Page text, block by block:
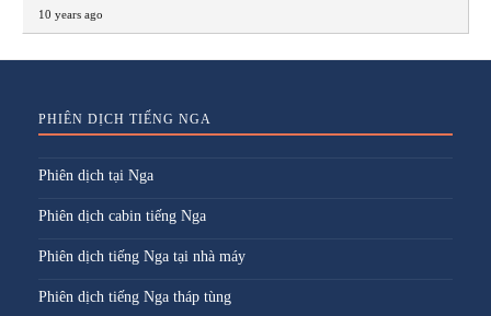
10 years ago
PHIÊN DỊCH TIẾNG NGA
Phiên dịch tại Nga
Phiên dịch cabin tiếng Nga
Phiên dịch tiếng Nga tại nhà máy
Phiên dịch tiếng Nga tháp tùng